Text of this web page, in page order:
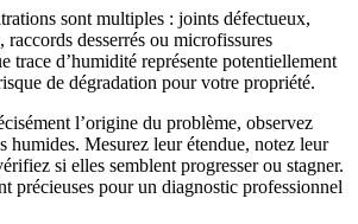
sont multiples : joints défectueux,
desserrés ou microfissures
trace d’humidité représente potentiellement
de dégradation pour votre propriété.
l’origine du problème, observez
humides. Mesurez leur étendue, notez leur
si elles semblent progresser ou stagner.
précieuses pour un diagnostic professionnel